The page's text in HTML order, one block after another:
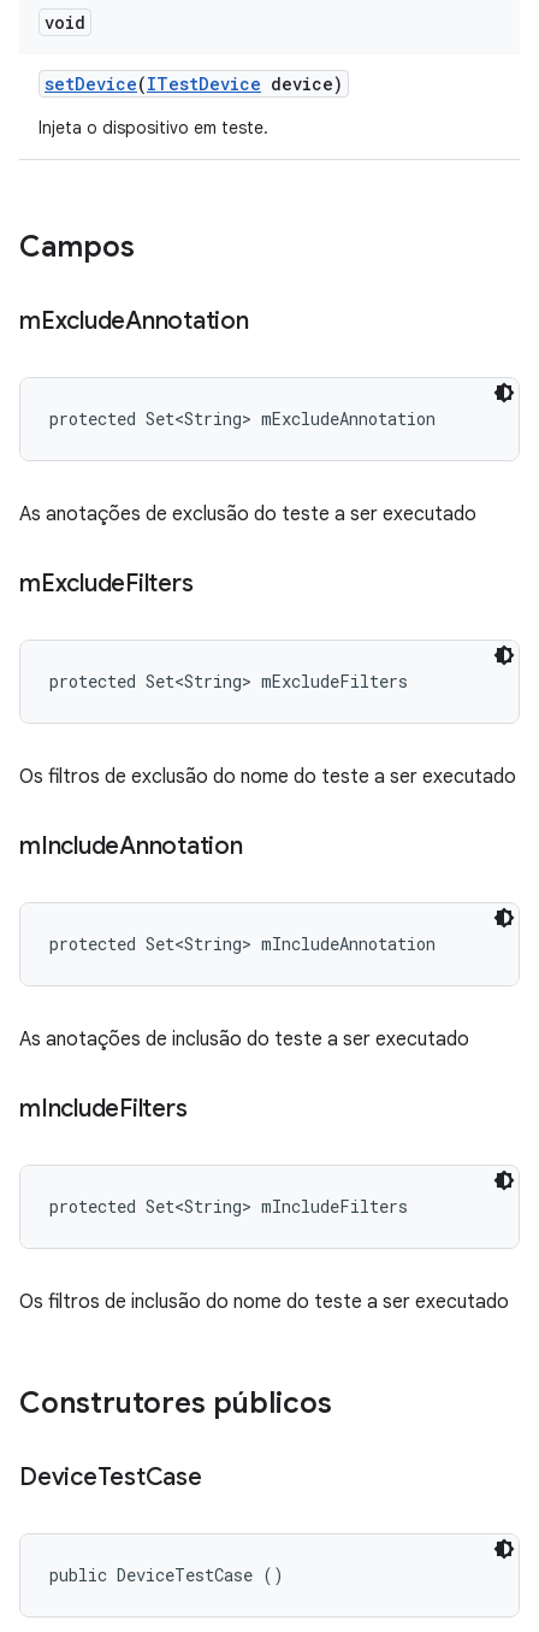
void
setDevice(ITestDevice device)
Injeta o dispositivo em teste.
Campos
mExcludeAnnotation
protected Set<String> mExcludeAnnotation
As anotações de exclusão do teste a ser executado
mExcludeFilters
protected Set<String> mExcludeFilters
Os filtros de exclusão do nome do teste a ser executado
mIncludeAnnotation
protected Set<String> mIncludeAnnotation
As anotações de inclusão do teste a ser executado
mIncludeFilters
protected Set<String> mIncludeFilters
Os filtros de inclusão do nome do teste a ser executado
Construtores públicos
DeviceTestCase
public DeviceTestCase ()